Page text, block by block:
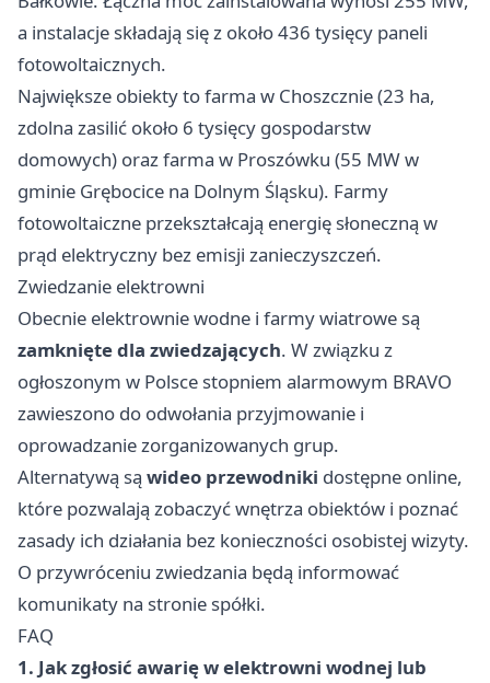
a instalacje składają się z około 436 tysięcy paneli
fotowoltaicznych.
Największe obiekty to farma w Choszcznie (23 ha,
zdolna zasilić około 6 tysięcy gospodarstw
domowych) oraz farma w Proszówku (55 MW w
gminie Grębocice na Dolnym Śląsku). Farmy
fotowoltaiczne przekształcają energię słoneczną w
prąd elektryczny bez emisji zanieczyszczeń.
Zwiedzanie elektrowni
Obecnie elektrownie wodne i farmy wiatrowe są
zamknięte dla zwiedzających. W związku z
ogłoszonym w Polsce stopniem alarmowym BRAVO
zawieszono do odwołania przyjmowanie i
oprowadzanie zorganizowanych grup.
Alternatywą są wideo przewodniki dostępne online,
które pozwalają zobaczyć wnętrza obiektów i poznać
zasady ich działania bez konieczności osobistej wizyty.
O przywróceniu zwiedzania będą informować
komunikaty na stronie spółki.
FAQ
1. Jak zgłosić awarię w elektrowni wodnej lub